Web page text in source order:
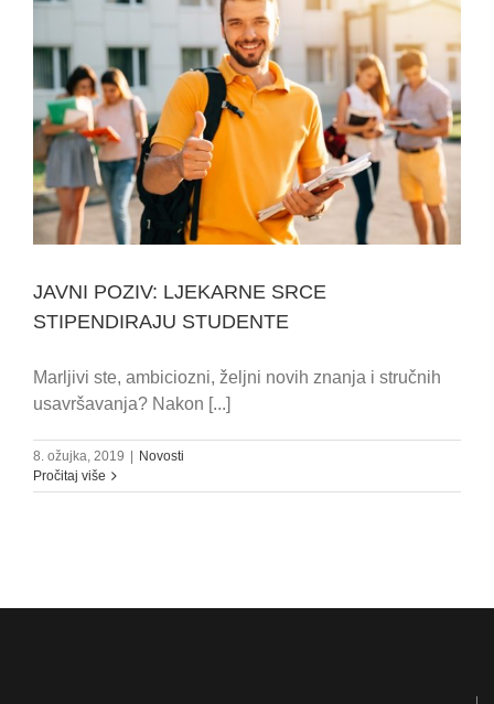
JAVNI POZIV: LJEKARNE SRCE
STIPENDIRAJU STUDENTE
Marljivi ste, ambiciozni, željni novih znanja i stručnih
usavršavanja? Nakon [...]
8. ožujka, 2019
Novosti
Pročitaj više